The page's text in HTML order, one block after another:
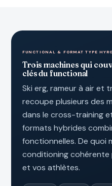
FUNCTIONAL & FORMAT TYPE
Trois machines qui
clés du functional
Ski erg, rameur à air et
recoupe plusieurs des
dans le cross-training
formats hybrides
fonctionnelles. De quoi
conditioning
et vos athlètes.